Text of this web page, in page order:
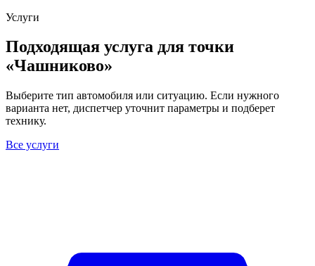
Услуги
Подходящая услуга для точки
«Чашниково»
Выберите тип автомобиля или ситуацию. Если нужного
варианта нет, диспетчер уточнит параметры и подберет
технику.
Все услуги